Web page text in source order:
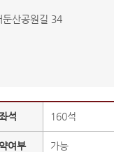
둔산공원길 34
석 160석
여부 가능